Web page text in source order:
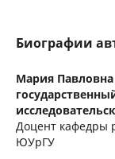
Биографии
Мария
Доцент кафедры
ЮУрГУ